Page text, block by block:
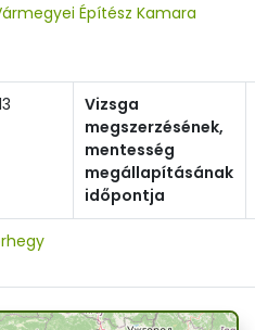
Építész Kamara
Vizsga
megszerzésének,
mentesség
megállapításának
időpontja